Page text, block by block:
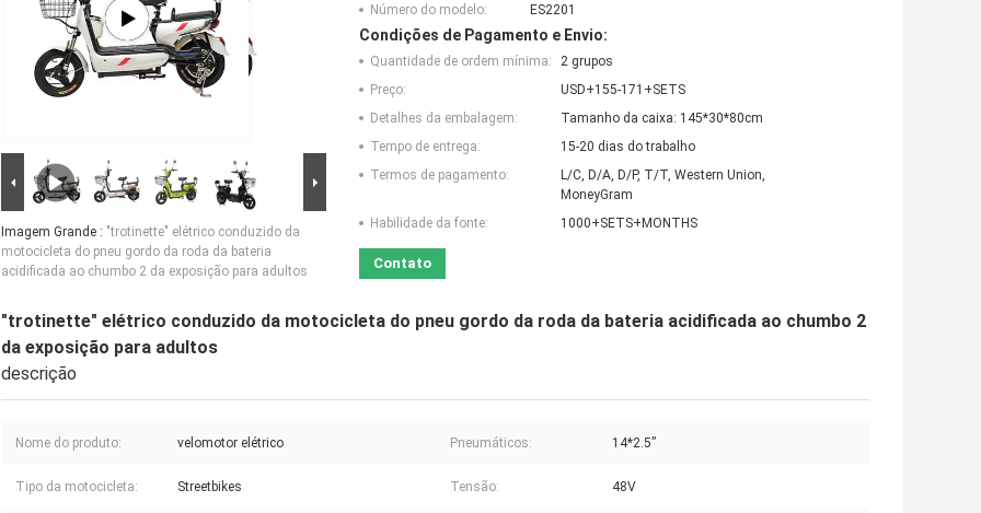
Imagem Grande : "trotinette" elétrico conduzido da
motocicleta do pneu gordo da roda da bateria
acidificada ao chumbo 2 da exposição para adultos
Número do modelo:
ES2201
Condições de Pagamento e Envio:
Quantidade de ordem mínima:
2 grupos
Preço:
USD+155-171+SETS
Detalhes da embalagem:
Tamanho da caixa: 145*30*80cm
Tempo de entrega:
15-20 dias do trabalho
Termos de pagamento:
L/C, D/A, D/P, T/T, Western Union,
MoneyGram
Habilidade da fonte:
1000+SETS+MONTHS
Contato
"trotinette" elétrico conduzido da motocicleta do pneu gordo da roda da bateria acidificada ao chumbo 2
da exposição para adultos
descrição
Nome do produto: velomotor elétrico Pneumáticos: 14*2.5”
Tipo da motocicleta: Streetbikes Tensão: 48V